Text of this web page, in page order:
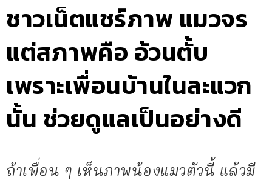
ชาวเน็ตแชร์ภาพ แมวจร
แต่สภาพคือ อ้วนตั้บ
เพราะเพื่อนบ้านในละแวก
นั้น ช่วยดูแลเป็นอย่างดี
ถ้าเพื่อน ๆ เห็นภาพน้องแมวตัวนี้ แล้วมี